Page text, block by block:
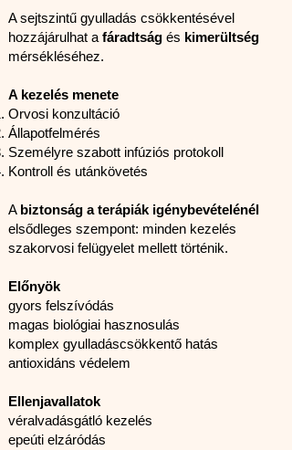
A sejtszintű gyulladás csökkentésével
hozzájárulhat a fáradtság és kimerültség
mérsékléséhez.
A kezelés menete
Orvosi konzultáció
Állapotfelmérés
Személyre szabott infúziós protokoll
Kontroll és utánkövetés
A biztonság a terápiák igénybevételénél
elsődleges szempont: minden kezelés
szakorvosi felügyelet mellett történik.
Előnyök
gyors felszívódás
magas biológiai hasznosulás
komplex gyulladáscsökkentő hatás
antioxidáns védelem
Ellenjavallatok
véralvadásgátló kezelés
epeúti elzáródás